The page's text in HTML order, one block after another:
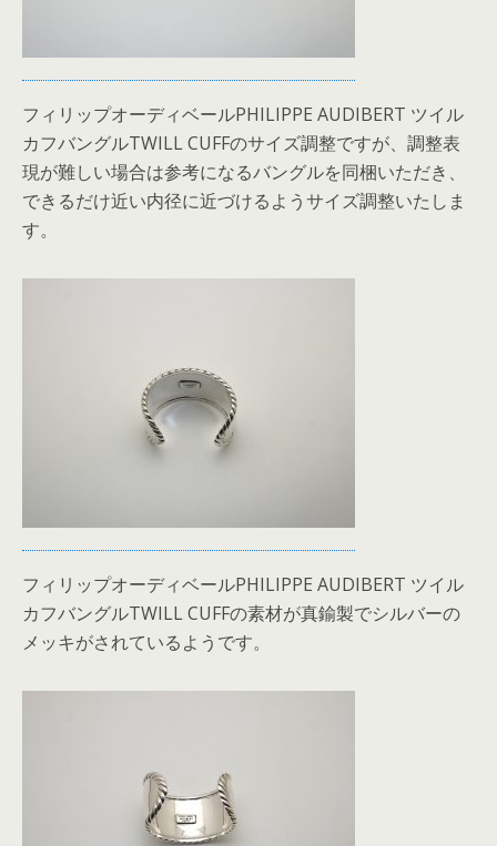
フィリップオーディベールPHILIPPE AUDIBERT ツイル
カフバングルTWILL CUFFのサイズ調整ですが、調整表
現が難しい場合は参考になるバングルを同梱いただき、
できるだけ近い内径に近づけるようサイズ調整いたしま
す。
フィリップオーディベールPHILIPPE AUDIBERT ツイル
カフバングルTWILL CUFFの素材が真鍮製でシルバーの
メッキがされているようです。